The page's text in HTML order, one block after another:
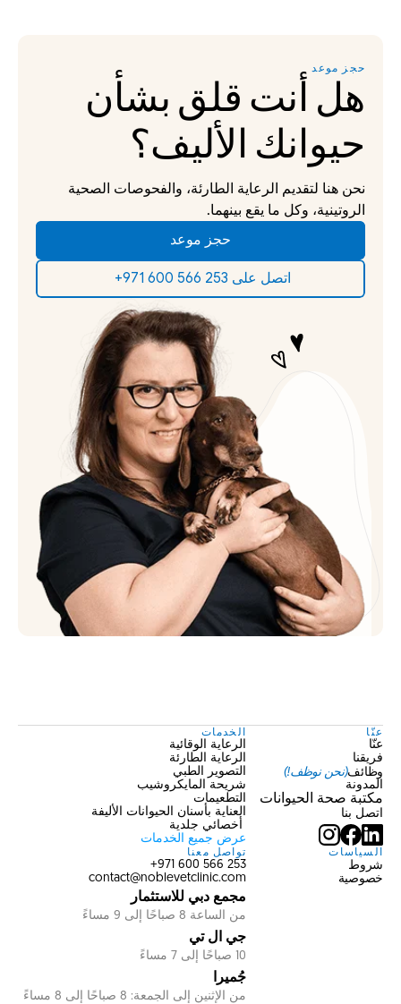
حجز موعد
حيوانك الأليف؟
الروتينية، وكل ما يقع بينهما.
حجز موعد
‫اتصل على 253 566 600 971+‬ ‫
عنّا
عنّا
فريقنا
وظائف(نحن نوظف!)
المدونة
اتصل بنا
مكتبة صحة الحيوانات
الخدمات
الرعاية الوقائية
الرعاية الطارئة
التصوير الطبي
شريحة المايكروشيب
التطعيمات
العناية بأسنان الحيوانات الأليفة
أخصائي جلدية
عرض جميع الخدمات
السياسات
شروط
خصوصية
تواصل معنا
253 566 600 971+
contact@noblevetclinic.com
مجمع دبي للاستثمار
من الساعة 8 صباحًا إلى 9 مساءً
جي ال تي
10 صباحًا إلى 7 مساءً
جُميرا
من الإثنين إلى الجمعة: 8 صباحًا إلى 8 مساءً